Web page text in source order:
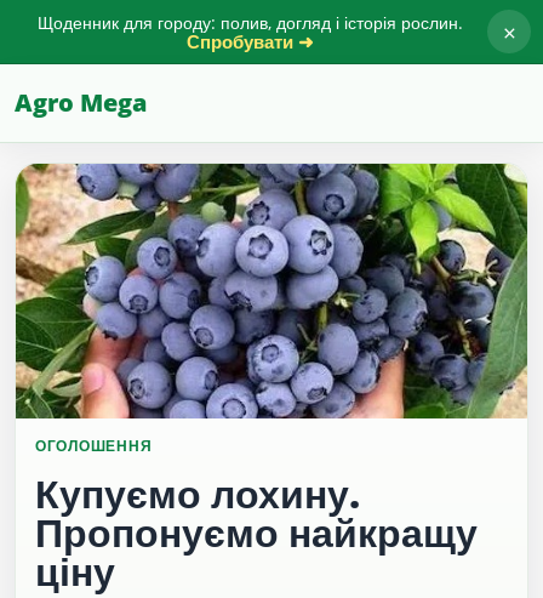
Щоденник для городу: полив, догляд і історія рослин.
Спробувати ➜ ×
Agro Mega
ОГОЛОШЕННЯ
Купуємо лохину.
Пропонуємо найкращу
ціну